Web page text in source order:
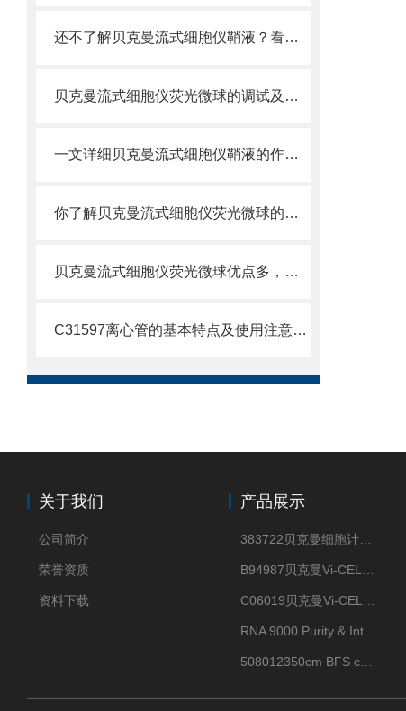
还不了解贝克曼流式细胞仪鞘液？看这里就对了！
贝克曼流式细胞仪荧光微球的调试及使用
一文详细贝克曼流式细胞仪鞘液的作用原理
你了解贝克曼流式细胞仪荧光微球的制备之怎样的吗
贝克曼流式细胞仪荧光微球优点多，实用效果好
C31597离心管的基本特点及使用注意事项
关于我们
公司简介
荣誉资质
资料下载
产品展示